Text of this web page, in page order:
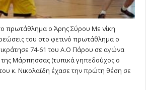
πρωτάθλημα ο Άρης Σύρου Με νίκη
του στο φετινό πρωτάθλημα ο
74-61 του Α.Ο Πάρου σε αγώνα
της Μάρπησσας (τυπικά γηπεδούχος ο
κ. Νικολαϊδη έχασε την πρώτη θέση σε